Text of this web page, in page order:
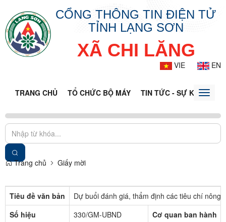
CỔNG THÔNG TIN ĐIỆN TỬ
TỈNH LẠNG SƠN
XÃ CHI LĂNG
VIE EN
TRANG CHỦ TỔ CHỨC BỘ MÁY TIN TỨC - SỰ KIỆNToggle
Trang chủ Giấy mời
Tiêu đề văn bản
Dự buổi đánh giá, thẩm định các tiêu chí nông
Số hiệu
330/GM-UBND
Cơ quan ban hành